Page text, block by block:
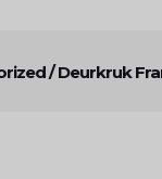
/Deurkruk